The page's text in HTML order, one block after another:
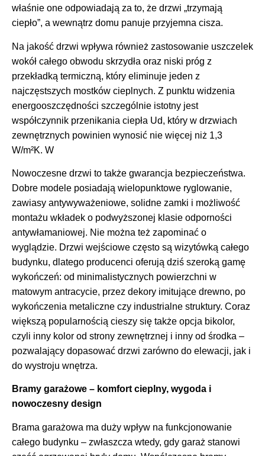
właśnie one odpowiadają za to, że drzwi „trzymają
ciepło”, a wewnątrz domu panuje przyjemna cisza.
Na jakość drzwi wpływa również zastosowanie uszczelek
wokół całego obwodu skrzydła oraz niski próg z
przekładką termiczną, który eliminuje jeden z
najczęstszych mostków cieplnych. Z punktu widzenia
energooszczędności szczególnie istotny jest
współczynnik przenikania ciepła Ud, który w drzwiach
zewnętrznych powinien wynosić nie więcej niż 1,3
W/m²K. W
Nowoczesne drzwi to także gwarancja bezpieczeństwa.
Dobre modele posiadają wielopunktowe ryglowanie,
zawiasy antywyważeniowe, solidne zamki i możliwość
montażu wkładek o podwyższonej klasie odporności
antywłamaniowej. Nie można też zapominać o
wyglądzie. Drzwi wejściowe często są wizytówką całego
budynku, dlatego producenci oferują dziś szeroką gamę
wykończeń: od minimalistycznych powierzchni w
matowym antracycie, przez dekory imitujące drewno, po
wykończenia metaliczne czy industrialne struktury. Coraz
większą popularnością cieszy się także opcja bikolor,
czyli inny kolor od strony zewnętrznej i inny od środka –
pozwalający dopasować drzwi zarówno do elewacji, jak i
do wystroju wnętrza.
Bramy garażowe – komfort cieplny, wygoda i
nowoczesny design
Brama garażowa ma duży wpływ na funkcjonowanie
całego budynku – zwłaszcza wtedy, gdy garaż stanowi